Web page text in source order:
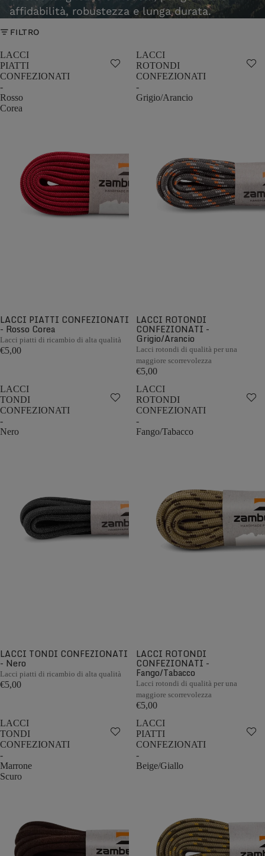
affidabilità, robustezza e lunga durata.
FILTRO
LACCI
PIATTI
CONFEZIONATI
-
Rosso
Corea
LACCI PIATTI CONFEZIONATI
- Rosso Corea
Lacci piatti di ricambio di alta qualità
€5,00
LACCI
ROTONDI
CONFEZIONATI
-
Grigio/Arancio
LACCI ROTONDI
CONFEZIONATI -
Grigio/Arancio
Lacci rotondi di qualità per una
maggiore scorrevolezza
€5,00
LACCI
TONDI
CONFEZIONATI
-
Nero
LACCI TONDI CONFEZIONATI
- Nero
Lacci piatti di ricambio di alta qualità
€5,00
LACCI
ROTONDI
CONFEZIONATI
-
Fango/Tabacco
LACCI ROTONDI
CONFEZIONATI -
Fango/Tabacco
Lacci rotondi di qualità per una
maggiore scorrevolezza
€5,00
LACCI
TONDI
CONFEZIONATI
-
Marrone
Scuro
LACCI
PIATTI
CONFEZIONATI
-
Beige/Giallo